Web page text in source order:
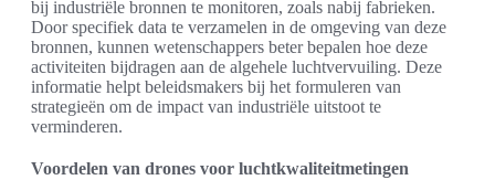
bij industriële bronnen te monitoren, zoals nabij fabrieken.
Door specifiek data te verzamelen in de omgeving van deze
bronnen, kunnen wetenschappers beter bepalen hoe deze
activiteiten bijdragen aan de algehele luchtvervuiling. Deze
informatie helpt beleidsmakers bij het formuleren van
strategieën om de impact van industriële uitstoot te
verminderen.
Voordelen van drones voor luchtkwaliteitmetingen